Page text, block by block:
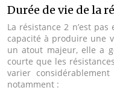
Durée de vie de la
La résistance 2 n’est
capacité à produire une
un atout majeur, elle a
courte que les
varier
notamment :